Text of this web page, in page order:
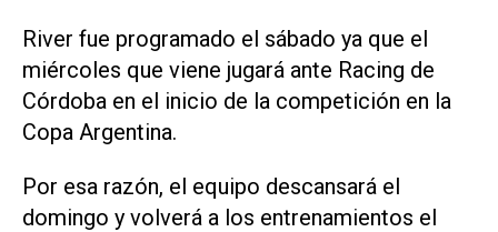
River fue programado el sábado ya que el
miércoles que viene jugará ante Racing de
Córdoba en el inicio de la competición en la
Copa Argentina.
Por esa razón, el equipo descansará el
domingo y volverá a los entrenamientos el